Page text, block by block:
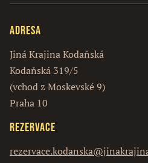
Adresa
Jiná Krajina Kodaňská
Kodaňská 319/5
(vchod z Moskevské 9)
Praha 10
Rezervace